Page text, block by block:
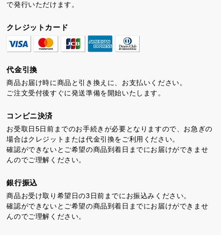
茶ってら
ちゃころん
で発行いただけます。
クレジットカード
代金引換
商品お届け時に商品と引き換えに、お支払いください。
ご注文受付後すぐに発送準備を開始いたします。
コンビニ決済
お受取日5日前までのお手続きが必要となりますので、お急ぎの
場合はクレジットまたは代金引換をご利用ください。
確認ができないとご希望の商品到着日までにお届けができませ
んのでご理解ください。
銀行振込
商品お受け取り希望日の3日前までにお振込みください。
確認ができないとご希望の商品到着日までにお届けができませ
んのでご理解ください。